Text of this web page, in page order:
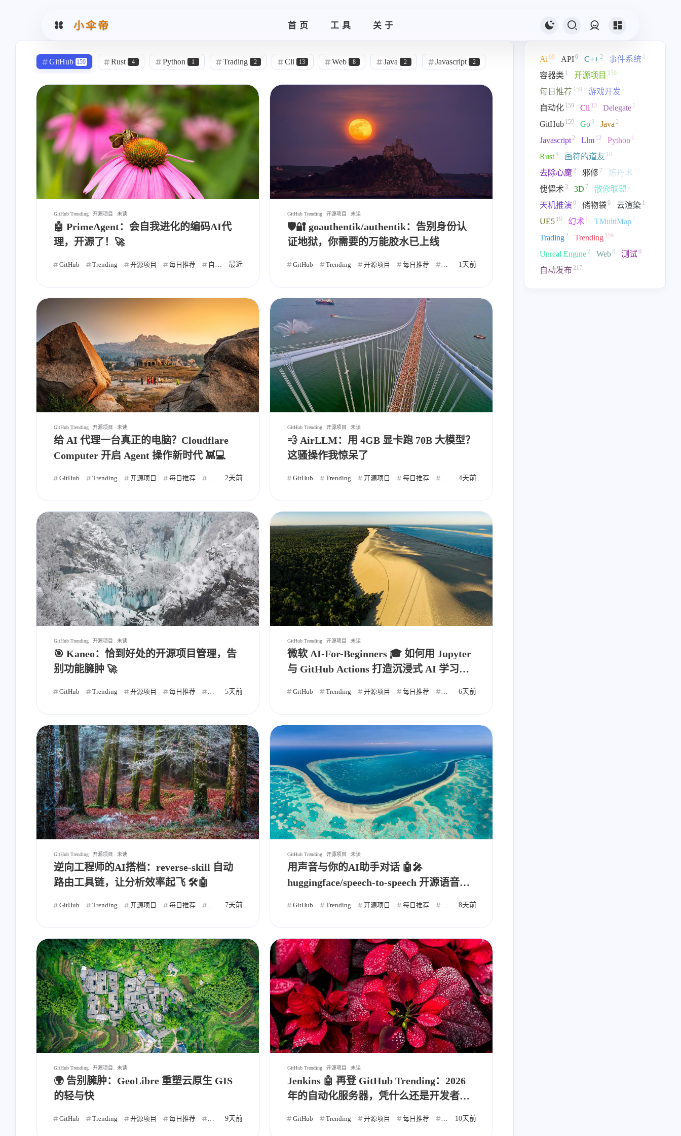
互动
最近评论
stonewu
<p>又改回用七牛云内部的
SSL证书😒</p>
寻找感兴趣的领域
Ai69 API0 事件系统 容器类 开源项目
自动化159 Cli13 Delegate 1 GitHub 159 Go
Rust4 画符的道友10 去除心魔2 邪修7 炼丹术19
天机推演 储物袋 云渲染 UE5
Unreal Engine2 Web 测试0 自动发布217
八月 2026
7篇
七月 2026
31
六月 2026
34
四月 2026
26篇
三月 2026
53
二月 2026
20
十二月 2025
22篇
十一月 2025
95篇
八月 2025
1篇
1篇
小伞帝 首页 工具 关于
登录
Rust 4 Python 1 Trading 2 Cli 13 Web 8 Java 2 Javascript 2
Llm Go Ai 自动化 每日推荐 开源项目 Trending
GitHub 159
TMultiMap 1 容器类 1 游戏开发
Unreal Engine 2 自动发布 API 0 邪修
散修联盟 2 去除心魔 2 天机推演 0 画符的道友
19 傀儡术 3
GitHub Trending 开源项目 未读
🤖 PrimeAgent：会自我进化的编码AI代
理，开源了！🚀
GitHub Trending 开源项目 每日推荐 自动发布 最近
GitHub Trending 开源项目 未读
🛡️🔐 goauthentik/authentik：告别身份认
证地狱，你需要的万能胶水已上线
GitHub Trending 开源项目 每日推荐 自动发布1天前
GitHub Trending 开源项目 未读
给 AI 代理一台真正的电脑？Cloudflare
Computer 开启 Agent 操作新时代 👾💻
GitHub Trending 开源项目 每日推荐 自动发布2天前
GitHub Trending 开源项目 未读
💨 AirLLM：用 4GB 显卡跑 70B 大模型？
这骚操作我惊呆了
GitHub Trending 开源项目 每日推荐 自动发布4天前
GitHub Trending 开源项目 未读
🎯 Kaneo：恰到好处的开源项目管理，告
别功能臃肿 🚀
GitHub Trending 开源项目 每日推荐 自动发布5天前
GitHub Trending 开源项目 未读
微软 AI-For-Beginners 🎓 如何用 Jupyter
与 GitHub Actions 打造沉浸式 AI 学习体
GitHub Trending 开源项目 每日推荐 自动发布6天前
GitHub Trending 开源项目 未读
逆向工程师的AI搭档：reverse-skill 自动
路由工具链，让分析效率起飞 🛠️🤖
GitHub Trending 开源项目 每日推荐 自动发布 Cli
7天前
GitHub Trending 开源项目 未读
用声音与你的AI助手对话 🤖🎤
huggingface/speech-to-speech 开源语音引
GitHub Trending 开源项目 每日推荐 自动发布8天前
GitHub Trending 开源项目 未读
🌍 告别臃肿：GeoLibre 重塑云原生 GIS
的轻与快
GitHub Trending 开源项目 每日推荐 自动发布 Web
9天前
GitHub Trending 开源项目 未读
Jenkins 🤖 再登 GitHub Trending：2026
年的自动化服务器，凭什么还是开发者的
GitHub Trending 开源项目 每日推荐 自动发布
10天前
Ai 69 API0 C++2 事件系统 1
容器类 1 开源项目 159
每日推荐 159 游戏开发 2
自动化 159 Cli 13 Delegate 1
GitHub 159 Go8 Java 2
Javascript2 Llm 12 Python 1
Rust4 画符的道友 10
去除心魔2 邪修 7 炼丹术
傀儡术3 3D 7 散修联盟 2
天机推演 0 储物袋0 云渲染 1
UE5 19 幻术 1 TMultiMap 1
Trading2 Trending 159
Unreal Engine2 Web8 测试0
自动发布 217